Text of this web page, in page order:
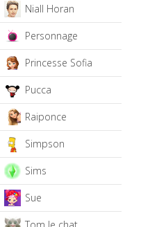
Niall Horan
Personnage
Princesse Sofia
Pucca
Raiponce
Simpson
Sims
Sue